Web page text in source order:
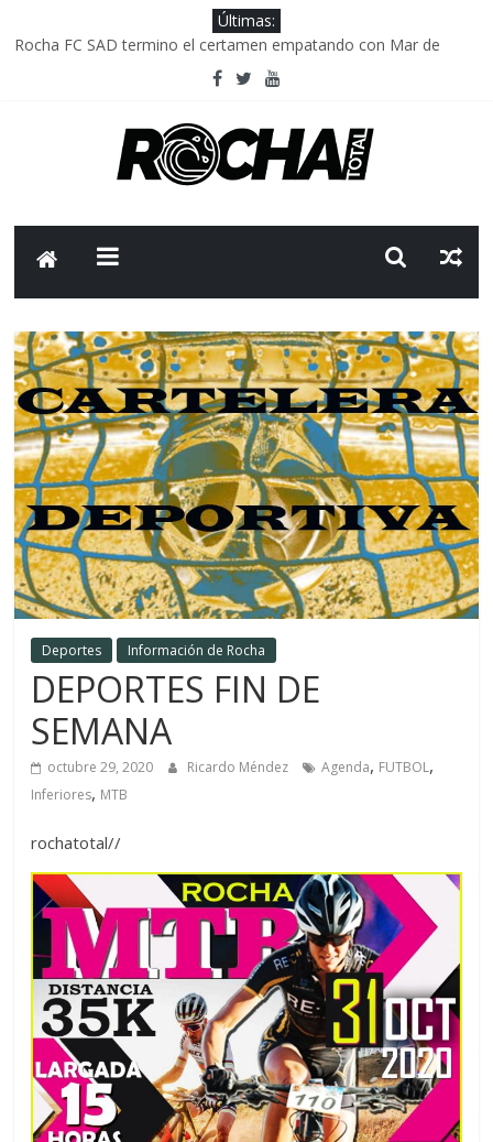
Últimas:
Rocha FC SAD termino el certamen empatando con Mar de
Delegación parlamentaria uruguaya llega a Israel; el Frente
Caso Charles Carrera: la causa que sobrevivió al paso del tiempo
Criminalidad en Uruguay: menos delitos,los homicidios son lo
Deportes Información de Rocha
DEPORTES FIN DE
SEMANA
octubre 29, 2020 Ricardo Méndez Agenda, FUTBOL,
Inferiores, MTB
rochatotal//